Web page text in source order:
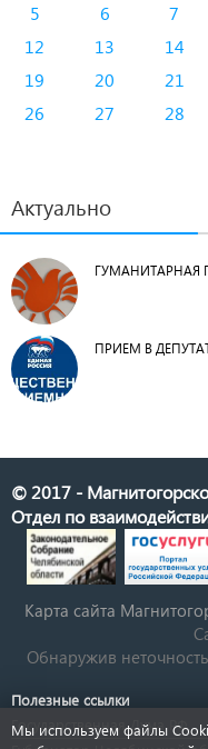
5
6 7
12
13 14
19
20 21
26
27 28
Актуально
ПРИЕМ В
© 2017 -
Отдел по
Карта сайта
Обнаружив
Полезные ссылки
Государственная Дума РФ
Мы используем файлы